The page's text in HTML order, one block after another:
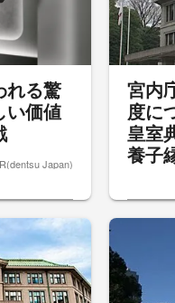
れる驚
い価値
Japan)
宮内
度に
皇室
養子